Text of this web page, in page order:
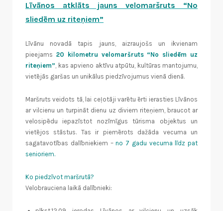
Līvānos atklāts jauns velomaršruts “No
sliedēm uz riteņiem”
Līvānu novadā tapis jauns, aizraujošs un ikvienam
pieejams 20 kilometru velomaršruts “No sliedēm uz
riteņiem” , kas apvieno aktīvu atpūtu, kultūras mantojumu,
vietējās garšas un unikālus piedzīvojumus vienā dienā.
Maršruts veidots tā, lai ceļotāji varētu ērti ierasties Līvānos
ar vilcienu un turpināt dienu uz diviem riteņiem, braucot ar
velosipēdu iepazīstot nozīmīgus tūrisma objektus un
vietējos stāstus. Tas ir piemērots dažāda vecuma un
sagatavotības dalībniekiem –no 7 gadu vecuma līdz pat
senioriem.
Ko piedzīvot maršrutā?
Velobrauciena laikā dalībnieki: